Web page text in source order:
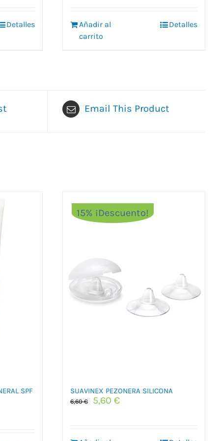
Detalles
era:
6,95 €.
Añadir al
carrito
Detalles
Email This Product
SPF
15% ¡Descuento!
SUAVINEX PEZONERA SILICONA
6,60€
El
5,60 €El